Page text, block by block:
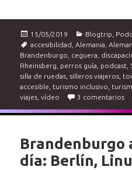
Publicado
el
15/05/2019 Categorías
Blogtrip
Etiquetas
accesibilidad ,Alemania ,
Brandenburgo
ceguera
Rheinsberg
perros guía podcast
silla de ruedas ,silleros viajeros
accesible
turismo inclusivo
viajes ,vídeo 3 comentarios
Brandenburgo
día: Berlín,